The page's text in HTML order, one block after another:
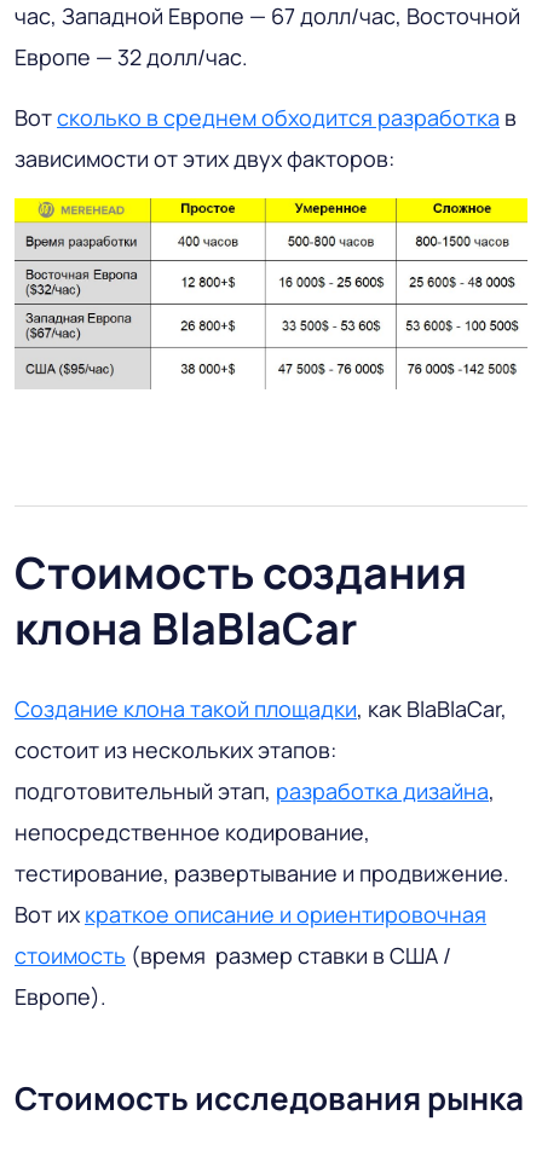
час, Западной Европе — 67 долл/час, Восточной
Европе — 32 долл/час.
Вотсколько в среднем обходится разработка в
зависимости от этих двух факторов:
Стоимость создания
клона BlaBlaCar
Создание клона такой площадки, как BlaBlaCar,
состоит из нескольких этапов:
подготовительный этап, разработка дизайна,
непосредственное кодирование,
тестирование, развертывание и продвижение.
Вот их краткое описание и ориентировочная
стоимость (время размер ставки в США /
Европе).
Стоимость исследования рынка